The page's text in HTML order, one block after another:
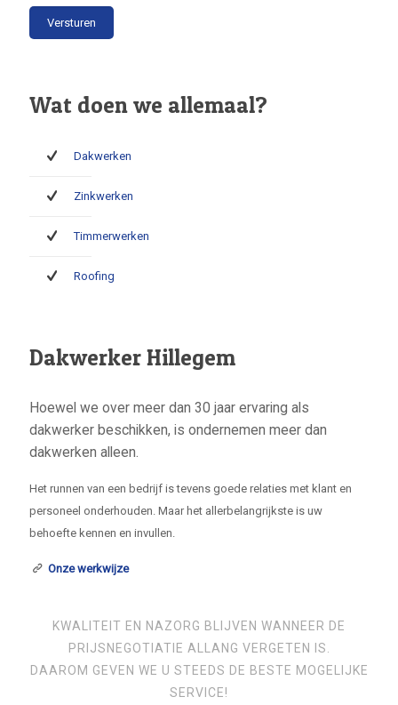
Wat doen we allemaal?
Dakwerken
Zinkwerken
Timmerwerken
Roofing
Dakwerker Hillegem
Hoewel we over meer dan 30 jaar ervaring als
dakwerker beschikken, is ondernemen meer dan
dakwerken alleen.
Het runnen van een bedrijf is tevens goede relaties met klant en
personeel onderhouden. Maar het allerbelangrijkste is uw
behoefte kennen en invullen.
Onze werkwijze
KWALITEIT EN NAZORG BLIJVEN WANNEER DE
PRIJSNEGOTIATIE ALLANG VERGETEN IS.
DAAROM GEVEN WE U STEEDS DE BESTE MOGELIJKE
SERVICE!